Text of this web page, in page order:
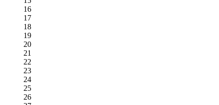
16
17
18
19
20
21
22
23
24
25
26